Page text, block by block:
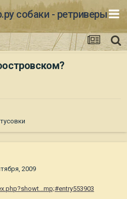
собаки - ретриверы
2009